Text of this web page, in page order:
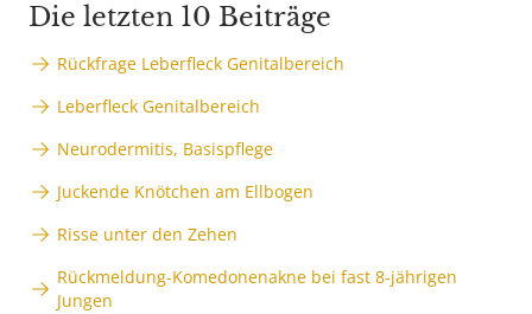
Die letzten 10 Beiträge
Rückfrage Leberfleck Genitalbereich
Leberfleck Genitalbereich
Neurodermitis, Basispflege
Juckende Knötchen am Ellbogen
Risse unter den Zehen
Rückmeldung-Komedonenakne bei fast 8-jährigen
Jungen